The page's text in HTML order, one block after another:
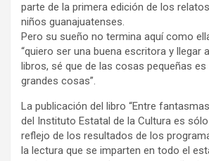
parte de la primera edición de los
niños guanajuatenses.
Pero su sueño no termina aquí como
“quiero ser una buena escritora y llegar
libros, sé que de las cosas pequeñas
grandes cosas”.
La publicación del libro “Entre
del Instituto Estatal de la Cultura es
reflejo de los resultados de los
la lectura que se imparten en todo el